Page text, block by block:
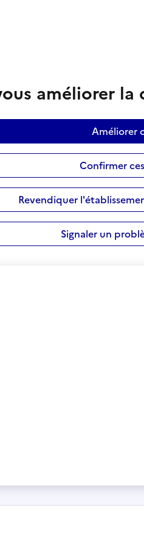
améliorer
Améliorer
Confirmer
Revendiquer
Signaler un